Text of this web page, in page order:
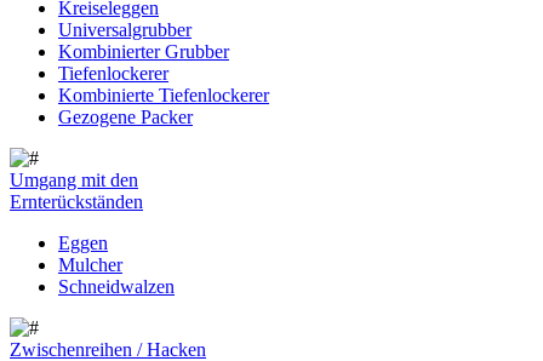
Kreiseleggen
Universalgrubber
Kombinierter Grubber
Tiefenlockerer
Kombinierte Tiefenlockerer
Gezogene Packer
Umgang mit den
Ernterückständen
Eggen
Mulcher
Schneidwalzen
Zwischenreihen / Hacken